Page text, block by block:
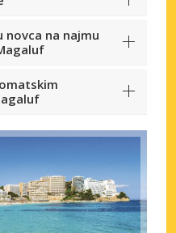
novca na najmu